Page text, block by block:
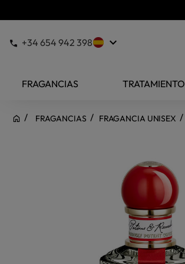
+34 654 942 398 keyboard_arrow_down
FRAGANCIAS TRATAMIENTO
FRAGANCIAS FRAGANCIA UNISEX